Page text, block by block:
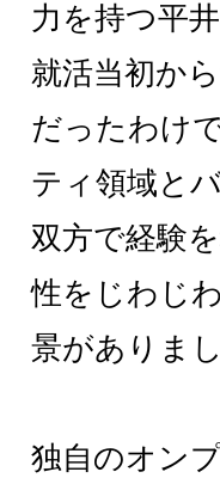
力を持つ平
就活当初か
だったわけ
ティ領域と
双方で経験
性をじわじ
景がありまし
独自のオン